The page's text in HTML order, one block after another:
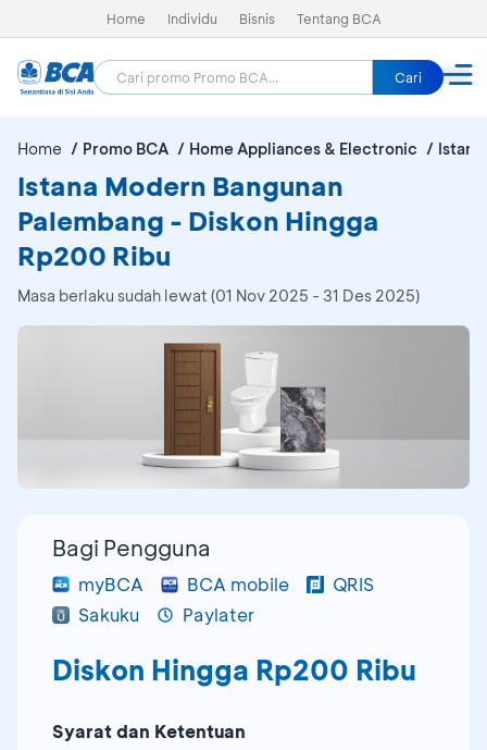
Home Individu Bisnis Tentang BCA
Cari
Home Promo BCA Home Appliances & Electronic
Istana Modern Bangunan
Palembang - Diskon Hingga
Rp200 Ribu
Masa berlaku sudah lewat (01 Nov 2025 - 31 Des 2025)
Bagi Pengguna
myBCA BCA mobile
QRIS
Sakuku
Paylater
Diskon Hingga Rp200 Ribu
Syarat dan Ketentuan